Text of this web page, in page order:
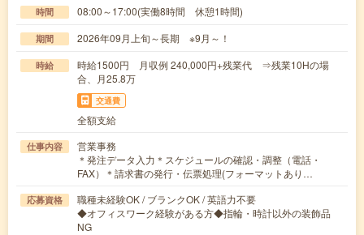
時間 08:00～17:00(実働8時間 休憩1時間)
期間 2026年09月上旬～長期 ※9月～！
時給
時給1500円 月収例 240,000円+残業代 ⇒残業10Hの場
合、月25.8万
交通費
全額支給
仕事内容
営業事務
＊発注データ入力＊スケジュールの確認・調整（電話・
FAX）＊請求書の発行・伝票処理(フォーマットあり…
応募資格
職種未経験OK / ブランクOK / 英語力不要
◆オフィスワーク経験がある方◆指輪・時計以外の装飾品
NG